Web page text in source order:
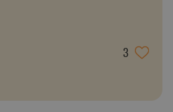
3